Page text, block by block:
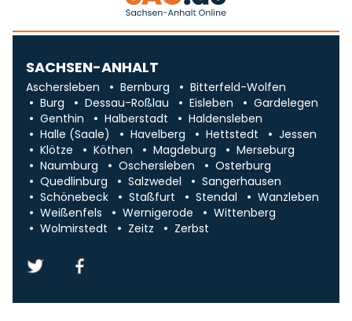
SACHSEN-ANHALT
Aschersleben Bernburg
Bitterfeld-Wolfen
Burg
Dessau-Roßlau Eisleben
Gardelegen
Genthin
Halberstadt
Haldensleben
Halle (Saale)
Havelberg Hettstedt
Jessen
Klötze
Köthen Magdeburg
Merseburg
Naumburg
Oschersleben
Osterburg
Quedlinburg
Salzwedel
Sangerhausen
Schönebeck
Staßfurt Stendal
Wanzleben
Weißenfels
Wernigerode
Wittenberg
Wolmirstedt
Zeitz Zerbst